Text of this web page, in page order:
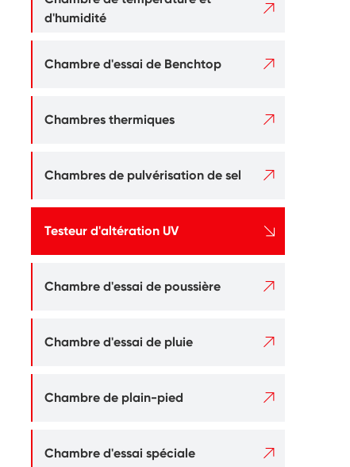
d'humidité

Chambre d'essai de Benchtop 
Chambres thermiques 
Chambres de pulvérisation de sel 
Testeur d'altération UV 
Chambre d'essai de poussière 
Chambre d'essai de pluie 
Chambre de plain-pied 
Chambre d'essai spéciale 